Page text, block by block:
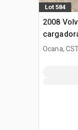
Lot 584
2008
Ocana,